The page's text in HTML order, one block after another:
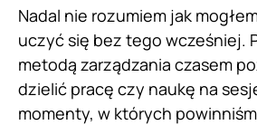
Nadal nie rozumiem jak
uczyć się bez tego wcześniej.
metodą zarządzania czasem
dzielić pracę czy naukę na
momenty, w których